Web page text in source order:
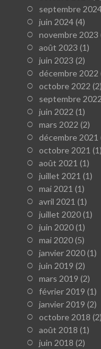
septembre
juin 2024(4)
novembre 2023
août 2023 (1)
juin 2023 (2)
décembre 2022
octobre 2022 (2)
septembre 2022
juin 2022 (1)
mars 2022 (2)
décembre 2021
octobre 2021 (1)
août 2021 (1)
juillet 2021 (1)
mai 2021 (1)
avril 2021 (1)
juillet 2020(1)
juin 2020(1)
mai 2020(5)
janvier 2020(1)
juin 2019 (2)
mars 2019 (2)
février 2019 (1)
janvier 2019 (2)
octobre 2018 (2)
août 2018 (1)
juin 2018 (2)